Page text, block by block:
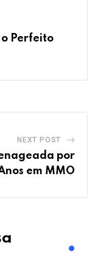
Perfeito
NEXT POST
por
em MMO